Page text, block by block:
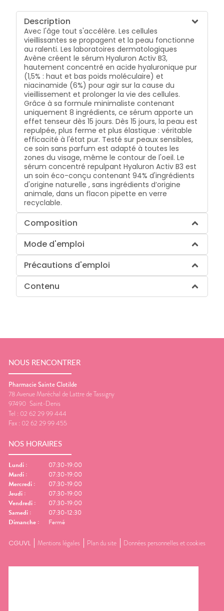
Description
Avec l'âge tout s'accélère. Les cellules
vieillissantes se propagent et la peau fonctionne
au ralenti. Les laboratoires dermatologiques
Avène créent le sérum Hyaluron Activ B3,
hautement concentré en acide hyaluronique pur
(1,5% : haut et bas poids moléculaire) et
niacinamide (6%) pour agir sur la cause du
vieillissement et prolonger la vie des cellules.
Grâce à sa formule minimaliste contenant
uniquement 8 ingrédients, ce sérum apporte un
effet tenseur dès 15 jours. Dès 15 jours, la peau est
repulpée, plus ferme et plus élastique : véritable
efficacité à l'état pur. Testé sur peaux sensibles,
ce soin sans parfum est adapté à toutes les
zones du visage, même le contour de l'oeil. Le
sérum concentré repulpant Hyaluron Activ B3 est
un soin éco-conçu contenant 94% d'ingrédients
d'origine naturelle , sans ingrédients d’origine
animale, dans un flacon pipette en verre
recyclable.
Composition
Mode d'emploi
Précautions d'emploi
Contenu
NOUS RENCONTRER
Pharmacie Sainte Clotilde
78 Avenue Maréchal de Lattre de Tassigny
97490 Saint-Denis
Tel : 02 62 29 99 444
Fax : 02 62 29 99 455
NOS HORAIRES
Lundi :
07:30-19:00
Mardi :
07:30-19:00
Mercredi :
07:30-19:00
Jeudi :
07:30-19:00
Vendredi :
07:30-19:00
Samedi :
07:30-12:30
Dimanche : Fermé
CGUVL Mentions légales Plan du site Données personnelles et cookies